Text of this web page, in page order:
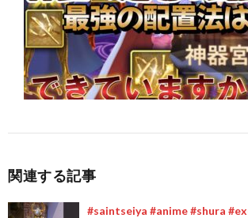
関連する記事
#saintseiya #anime #shura